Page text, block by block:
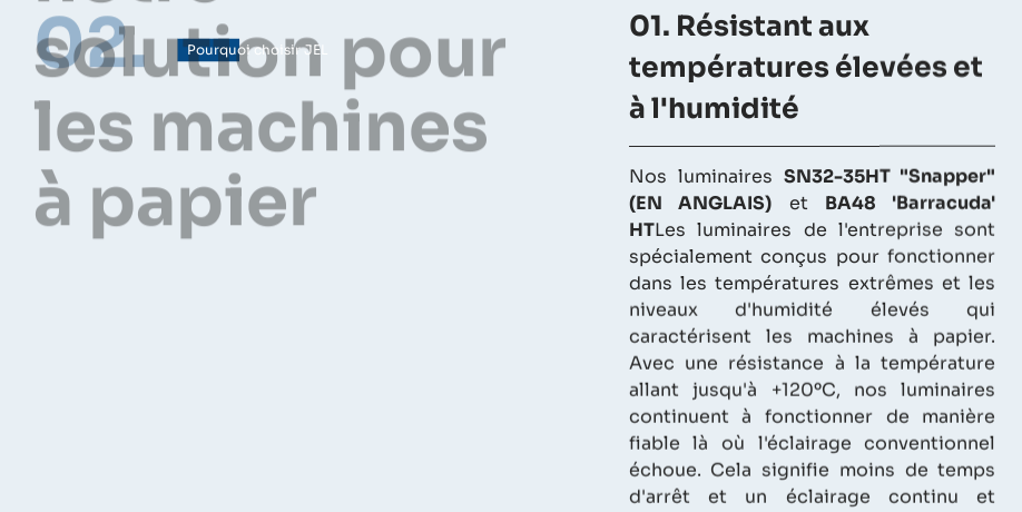
02. Pourquoi choisir JEL
Avantages de
notre
01. Résistant aux
températures élevées et
à l'humidité
Nos luminaires SN32-35HT "Snapper"
(EN ANGLAIS) et BA48 'Barracuda'
HTLes luminaires de l'entreprise sont
spécialement conçus pour fonctionner
dans les températures extrêmes et les
niveaux d'humidité élevés qui
caractérisent les machines à papier.
Avec une résistance à la température
allant jusqu'à +120ºC, nos luminaires
continuent à fonctionner de manière
fiable là où l'éclairage conventionnel
échoue. Cela signifie moins de temps
d'arrêt et un éclairage continu et